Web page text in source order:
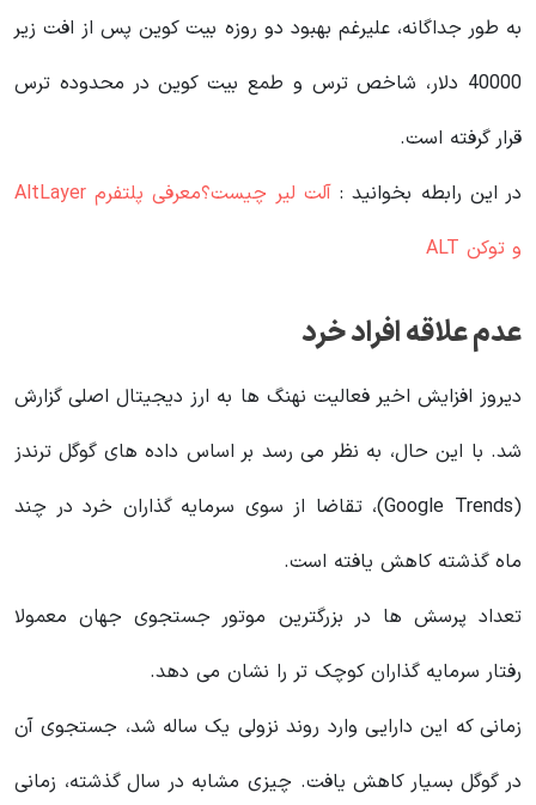
به طور جداگانه، علیرغم بهبود دو روزه بیت کوین پس از افت زیر
40000 دلار، شاخص ترس و طمع بیت کوین در محدوده ترس
قرار گرفته است.
در این رابطه بخوانید‌ :
آلت لیر چیست؟معرفی پلتفرم AltLayer
و توکن ALT
عدم علاقه افراد خرد
دیروز افزایش اخیر فعالیت نهنگ ها به ارز دیجیتال اصلی گزارش
شد. با این حال، به نظر می رسد بر اساس داده های گوگل ترندز
(Google Trends)، تقاضا از سوی سرمایه گذاران خرد در چند
ماه گذشته کاهش یافته است.
تعداد پرسش‌ ها در بزرگترین موتور جستجوی جهان معمولا
رفتار سرمایه‌ گذاران کوچک‌ تر را نشان می‌ دهد.
زمانی که این دارایی وارد روند نزولی یک ساله شد، جستجوی آن
در گوگل بسیار کاهش یافت. چیزی مشابه در سال گذشته، زمانی